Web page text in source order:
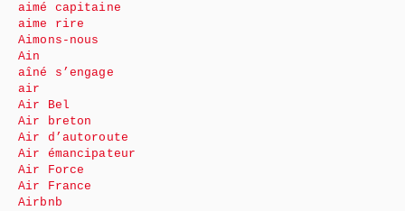
aimé capitaine
aime rire
Aimons-nous
Ain
aîné s’engage
air
Air Bel
Air breton
Air d’autoroute
Air émancipateur
Air Force
Air France
Airbnb